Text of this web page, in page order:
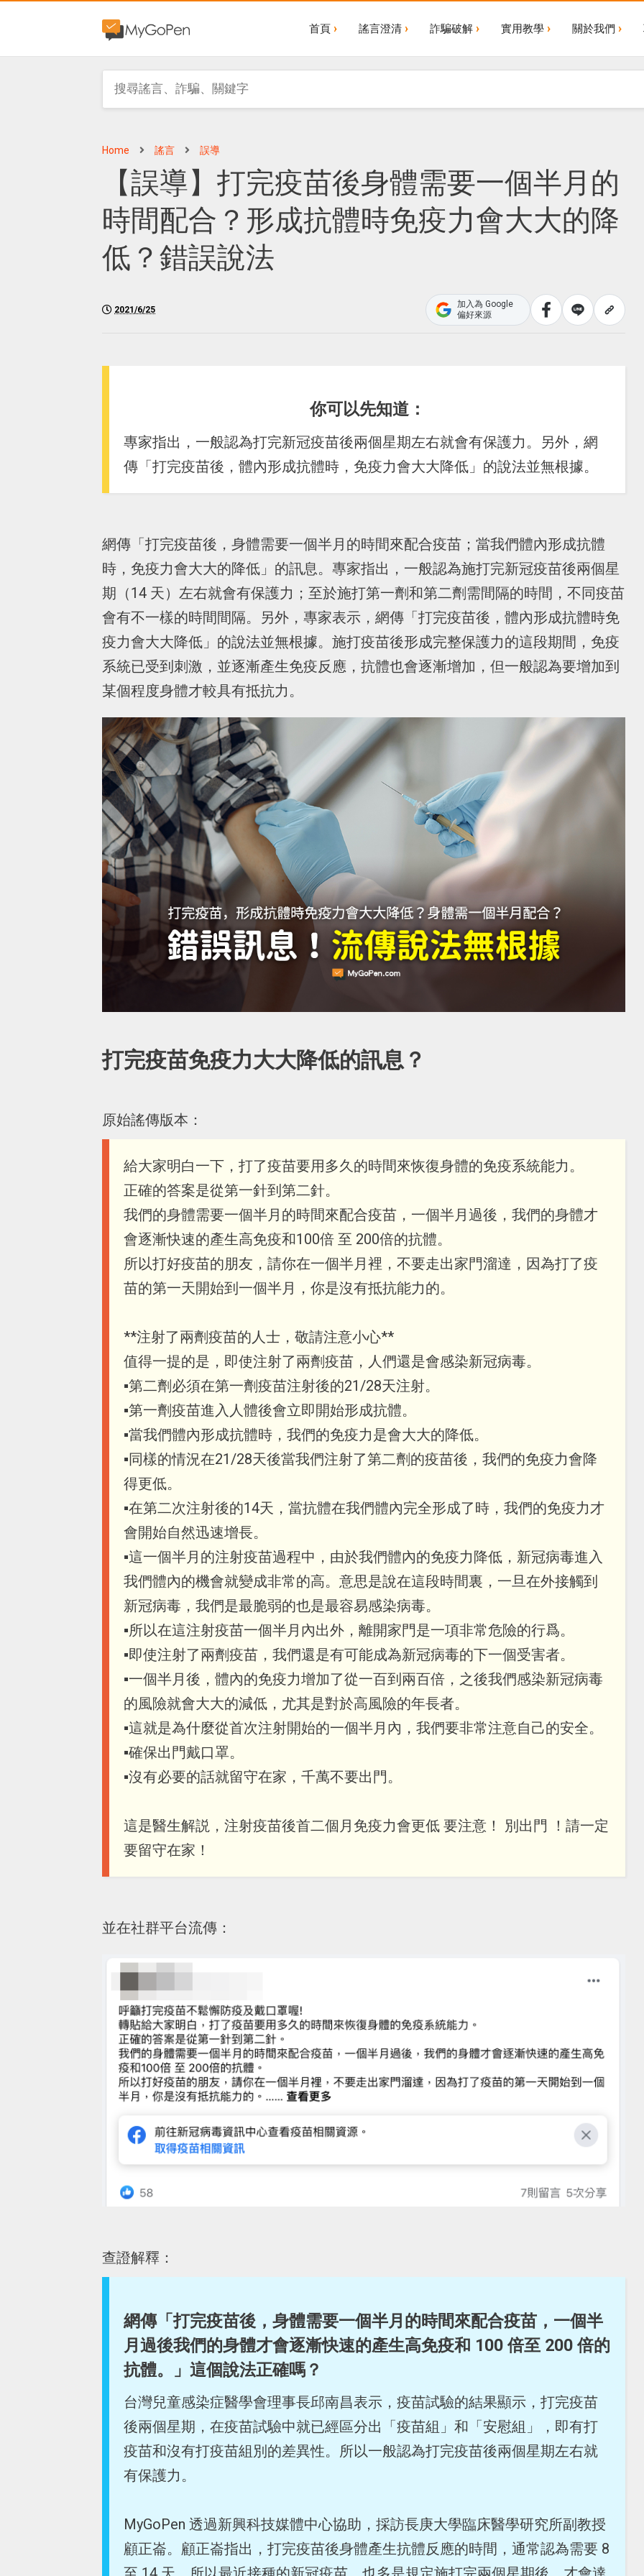
首頁 謠言澄清 詐騙破解 實用教學 關於我們
Home 謠言 誤導
【誤導】打完疫苗後身體需要一個半月的
時間配合？形成抗體時免疫力會大大的降
低？錯誤說法
2021/6/25
加入為 Google
偏好來源
你可以先知道：
專家指出，一般認為打完新冠疫苗後兩個星期左右就會有保護力。另外，網
傳「打完疫苗後，體內形成抗體時，免疫力會大大降低」的說法並無根據。
網傳「打完疫苗後，身體需要一個半月的時間來配合疫苗；當我們體內形成抗體
時，免疫力會大大的降低」的訊息。專家指出，一般認為施打完新冠疫苗後兩個星
期（14 天）左右就會有保護力；至於施打第一劑和第二劑需間隔的時間，不同疫苗
會有不一樣的時間間隔。另外，專家表示，網傳「打完疫苗後，體內形成抗體時免
疫力會大大降低」的說法並無根據。施打疫苗後形成完整保護力的這段期間，免疫
系統已受到刺激，並逐漸產生免疫反應，抗體也會逐漸增加，但一般認為要增加到
某個程度身體才較具有抵抗力。
打完疫苗免疫力大大降低的訊息？
原始謠傳版本：
給大家明白一下，打了疫苗要用多久的時間來恢復身體的免疫系統能力。
正確的答案是從第一針到第二針。
我們的身體需要一個半月的時間來配合疫苗，一個半月過後，我們的身體才
會逐漸快速的產生高免疫和100倍 至 200倍的抗體。
所以打好疫苗的朋友，請你在一個半月裡，不要走出家門溜達，因為打了疫
苗的第一天開始到一個半月，你是沒有抵抗能力的。
**注射了兩劑疫苗的人士，敬請注意小心**
值得一提的是，即使注射了兩劑疫苗，人們還是會感染新冠病毒。
▪️第二劑必須在第一劑疫苗注射後的21/28天注射。
▪️第一劑疫苗進入人體後會立即開始形成抗體。
▪️當我們體內形成抗體時，我們的免疫力是會大大的降低。
▪️同樣的情況在21/28天後當我們注射了第二劑的疫苗後，我們的免疫力會降
得更低。
▪️在第二次注射後的14天，當抗體在我們體內完全形成了時，我們的免疫力才
會開始自然迅速增長。
▪️這一個半月的注射疫苗過程中，由於我們體內的免疫力降低，新冠病毒進入
我們體內的機會就變成非常的高。意思是說在這段時間裏，一旦在外接觸到
新冠病毒，我們是最脆弱的也是最容易感染病毒。
▪️所以在這注射疫苗一個半月內出外，離開家門是一項非常危險的行爲。
▪️即使注射了兩劑疫苗，我們還是有可能成為新冠病毒的下一個受害者。
▪️一個半月後，體內的免疫力增加了從一百到兩百倍，之後我們感染新冠病毒
的風險就會大大的減低，尤其是對於高風險的年長者。
▪️這就是為什麼從首次注射開始的一個半月內，我們要非常注意自己的安全。
▪️確保出門戴口罩。
▪️沒有必要的話就留守在家，千萬不要出門。
這是醫生解説，注射疫苗後首二個月免疫力會更低 要注意！ 別出門 ！請一定
要留守在家！
並在社群平台流傳：
查證解釋：
網傳「打完疫苗後，身體需要一個半月的時間來配合疫苗，一個半
月過後我們的身體才會逐漸快速的產生高免疫和 100 倍至 200 倍的
抗體。」這個說法正確嗎？
台灣兒童感染症醫學會理事長邱南昌表示，疫苗試驗的結果顯示，打完疫苗
後兩個星期，在疫苗試驗中就已經區分出「疫苗組」和「安慰組」，即有打
疫苗和沒有打疫苗組別的差異性。所以一般認為打完疫苗後兩個星期左右就
有保護力。
MyGoPen 透過新興科技媒體中心協助，採訪長庚大學臨床醫學研究所副教授
顧正崙。顧正崙指出，打完疫苗後身體產生抗體反應的時間，通常認為需要 8